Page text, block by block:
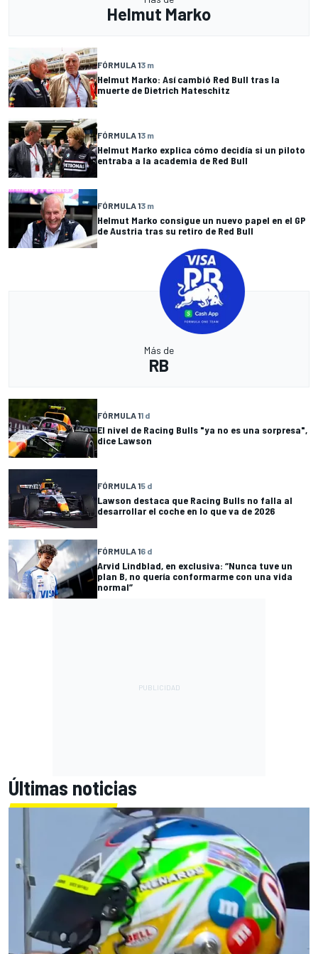
Helmut Marko
FÓRMULA 13 m
Helmut Marko: Así cambió Red Bull tras la
muerte de Dietrich Mateschitz
FÓRMULA 13 m
Helmut Marko explica cómo decidía si un piloto
entraba a la academia de Red Bull
FÓRMULA 13 m
Helmut Marko consigue un nuevo papel en el GP
de Austria tras su retiro de Red Bull
Más de
RB
FÓRMULA 11 d
El nivel de Racing Bulls "ya no es una sorpresa",
dice Lawson
FÓRMULA 15 d
Lawson destaca que Racing Bulls no falla al
desarrollar el coche en lo que va de 2026
FÓRMULA 16 d
Arvid Lindblad, en exclusiva: “Nunca tuve un
plan B, no quería conformarme con una vida
normal”
Últimas noticias